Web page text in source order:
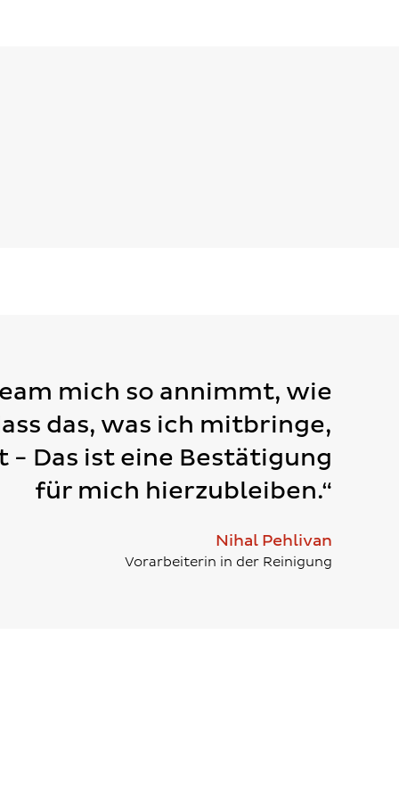
mich so annimmt, wie
das, was ich mitbringe,
- Das ist eine Bestätigung
für mich hierzubleiben.“
Nihal Pehlivan
Vorarbeiterin in der Reinigung